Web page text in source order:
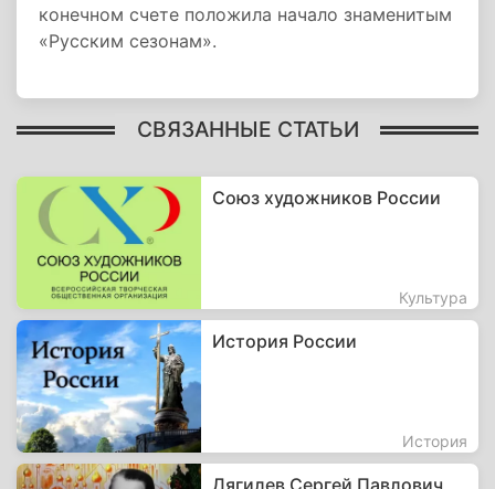
конечном счете положила начало знаменитым
«Русским сезонам».
СВЯЗАННЫЕ СТАТЬИ
Союз художников России
Культура
История России
История
Дягилев Сергей Павлович